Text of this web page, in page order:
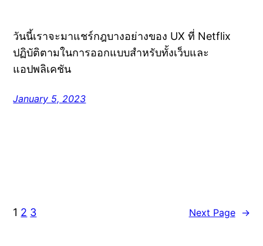
วันนี้เราจะมาแชร์กฎบางอย่างของ UX ที่ Netflix
ปฏิบัติตามในการออกแบบสำหรับทั้งเว็บและ
แอปพลิเคชัน
January 5, 2023
1 2 3 Next Page →